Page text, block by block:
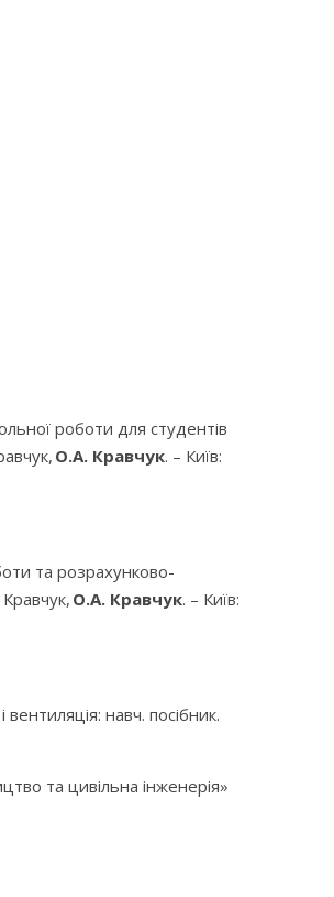
роботи для студентів
О.А. Кравчук. – Київ:
та розрахунково-
О.А. Кравчук. – Київ:
навч. посібник.
та цивільна інженерія»